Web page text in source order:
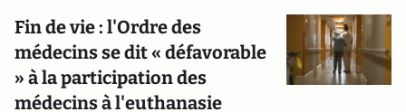
Fin de vie : l'Ordre des
médecins se dit « défavorable
» à la participation des
médecins à l'euthanasie